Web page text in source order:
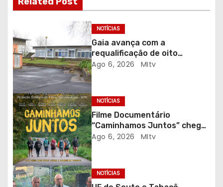
d
e
a
r
t
i
g
NOTÍCIAS
Gaia avança com a
requalificação de oito
escolas prioritárias
Ago 6, 2026 MItv
NOTÍCIAS
Filme Documentário
“Caminhamos Juntos” chega
ao Auditório do C.E.R. Vagos
Ago 6, 2026 MItv
NOTÍCIAS